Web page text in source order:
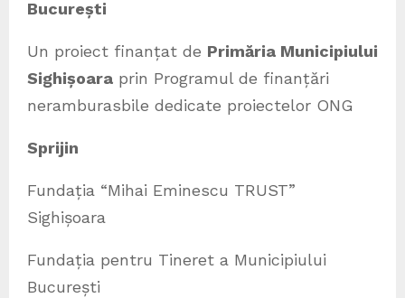
București
Un proiect finanțat de Primăria Municipiului
Sighișoara prin Programul de finanțări
neramburasbile dedicate proiectelor ONG
Sprijin
Fundația “Mihai Eminescu TRUST”
Sighișoara
Fundația pentru Tineret a Municipiului
București